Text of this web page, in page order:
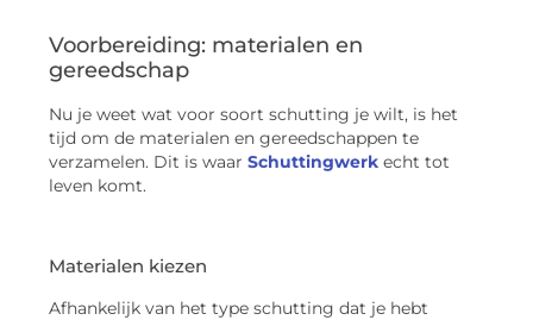
Voorbereiding: materialen en
gereedschap
Nu je weet wat voor soort schutting je wilt, is het
tijd om de materialen en gereedschappen te
verzamelen. Dit is waar Schuttingwerk echt tot
leven komt.
Materialen kiezen
Afhankelijk van het type schutting dat je hebt